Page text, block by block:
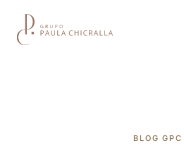
BLOG GPC